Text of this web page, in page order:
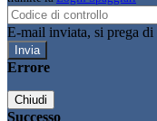
E-mail inviata, si prega di
Errore
Chiudi
Successo